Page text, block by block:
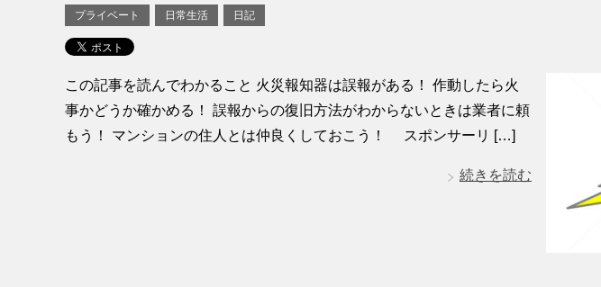
プライベート 日常生活 日記
この記事を読んでわかること 火災報知器は誤報がある！ 作動したら火
事かどうか確かめる！ 誤報からの復旧方法がわからないときは業者に頼
もう！ マンションの住人とは仲良くしておこう！ スポンサーリ […]
続きを読む